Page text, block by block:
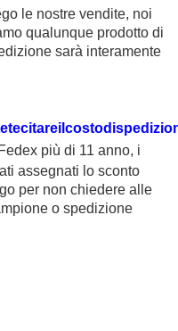
le nostre vendite, noi
qualunque prodotto di
sarà interamente
più di 11 anno, i
assegnati lo sconto
per non chiedere alle
o spedizione